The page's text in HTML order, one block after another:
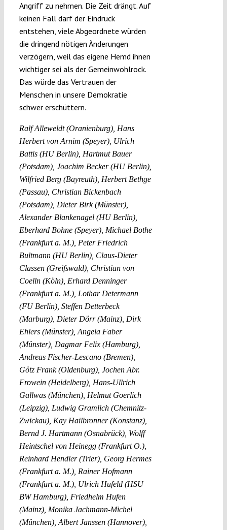
Angriff zu nehmen. Die Zeit drängt. Auf
keinen Fall darf der Eindruck
entstehen, viele Abgeordnete würden
die dringend nötigen Änderungen
verzögern, weil das eigene Hemd ihnen
wichtiger sei als der Gemeinwohlrock.
Das würde das Vertrauen der
Menschen in unsere Demokratie
schwer erschüttern.
Ralf Alleweldt (Oranienburg), Hans
Herbert von Arnim (Speyer), Ulrich
Battis (HU Berlin), Hartmut Bauer
(Potsdam), Joachim Becker (HU Berlin),
Wilfried Berg (Bayreuth), Herbert Bethge
(Passau), Christian Bickenbach
(Potsdam), Dieter Birk (Münster),
Alexander Blankenagel (HU Berlin),
Eberhard Bohne (Speyer), Michael Bothe
(Frankfurt a. M.), Peter Friedrich
Bultmann (HU Berlin), Claus-Dieter
Classen (Greifswald), Christian von
Coelln (Köln), Erhard Denninger
(Frankfurt a. M.), Lothar Determann
(FU Berlin), Steffen Detterbeck
(Marburg), Dieter Dörr (Mainz), Dirk
Ehlers (Münster), Angela Faber
(Münster), Dagmar Felix (Hamburg),
Andreas Fischer-Lescano (Bremen),
Götz Frank (Oldenburg), Jochen Abr.
Frowein (Heidelberg), Hans-Ullrich
Gallwas (München), Helmut Goerlich
(Leipzig), Ludwig Gramlich (Chemnitz-
Zwickau), Kay Hailbronner (Konstanz),
Bernd J. Hartmann (Osnabrück), Wolff
Heintschel von Heinegg (Frankfurt O.),
Reinhard Hendler (Trier), Georg Hermes
(Frankfurt a. M.), Rainer Hofmann
(Frankfurt a. M.), Ulrich Hufeld (HSU
BW Hamburg), Friedhelm Hufen
(Mainz), Monika Jachmann-Michel
(München), Albert Janssen (Hannover),